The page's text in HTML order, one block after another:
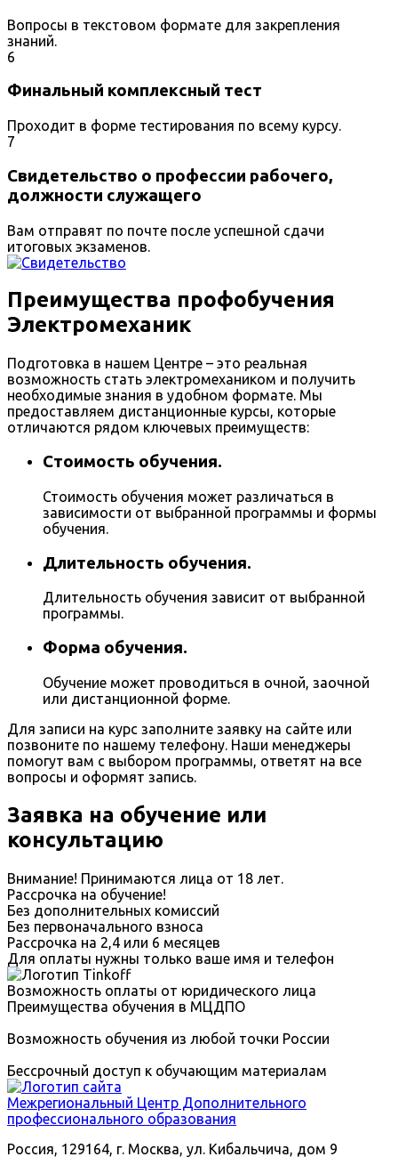
Вопросы в текстовом формате для закрепления
знаний.
6
Финальный комплексный тест
Проходит в форме тестирования по всему курсу.
7
Свидетельство о профессии рабочего,
должности служащего
Вам отправят по почте после успешной сдачи
итоговых экзаменов.
Преимущества профобучения
Электромеханик
Подготовка в нашем Центре – это реальная
возможность стать электромехаником и получить
необходимые знания в удобном формате. Мы
предоставляем дистанционные курсы, которые
отличаются рядом ключевых преимуществ:
Стоимость обучения.
Стоимость обучения может различаться в
зависимости от выбранной программы и формы
обучения.
Длительность обучения.
Длительность обучения зависит от выбранной
программы.
Форма обучения.
Обучение может проводиться в очной, заочной
или дистанционной форме.
Для записи на курс заполните заявку на сайте или
позвоните по нашему телефону. Наши менеджеры
помогут вам с выбором программы, ответят на все
вопросы и оформят запись.
Заявка на обучение или
консультацию
Внимание! Принимаются лица от 18 лет.
Рассрочка на обучение!
Без дополнительных комиссий
Без первоначального взноса
Рассрочка на 2,4 или 6 месяцев
Для оплаты нужны только ваше имя и телефон
Возможность оплаты от юридического лица
Преимущества обучения в МЦДПО
Возможность обучения из любой точки России
Бессрочный доступ к обучающим материалам
Межрегиональный Центр Дополнительного
профессионального образования
Россия, 129164, г. Москва, ул. Кибальчича, дом 9